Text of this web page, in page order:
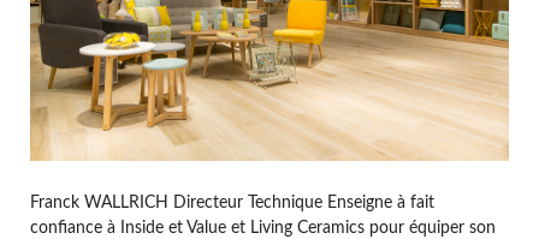
Franck WALLRICH Directeur Technique Enseigne à fait
confiance à Inside et Value et Living Ceramics pour équiper son